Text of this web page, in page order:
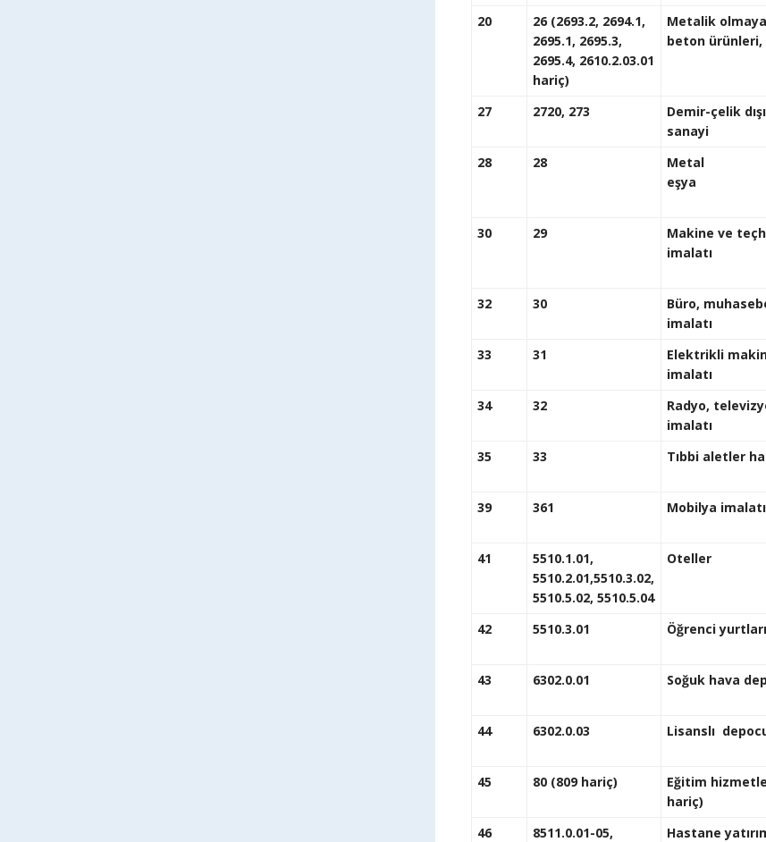
20
26 (2693.2, 2694.1,
2695.1, 2695.3,
2695.4, 2610.2.03.01
hariç)
Metalik
beton
27 2720, 273
Demir-çelik
28
28
Metal
30 29
Makine ve
32 30
Büro,
33
31
Elektrikli
34
32
Radyo,
35
33
39 361
41
5510.1.01,
5510.2.01,5510.3.02,
5510.5.02, 5510.5.04
42 5510.3.01
43 6302.0.01 Soğuk
44 6302.0.03 Lisanslı
45 80 (809 hariç)
Eğitim
46
8511.0.01-05,